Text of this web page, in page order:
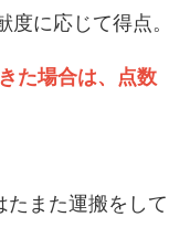
に応じて得点。
た場合は、点数
たまた運搬をして